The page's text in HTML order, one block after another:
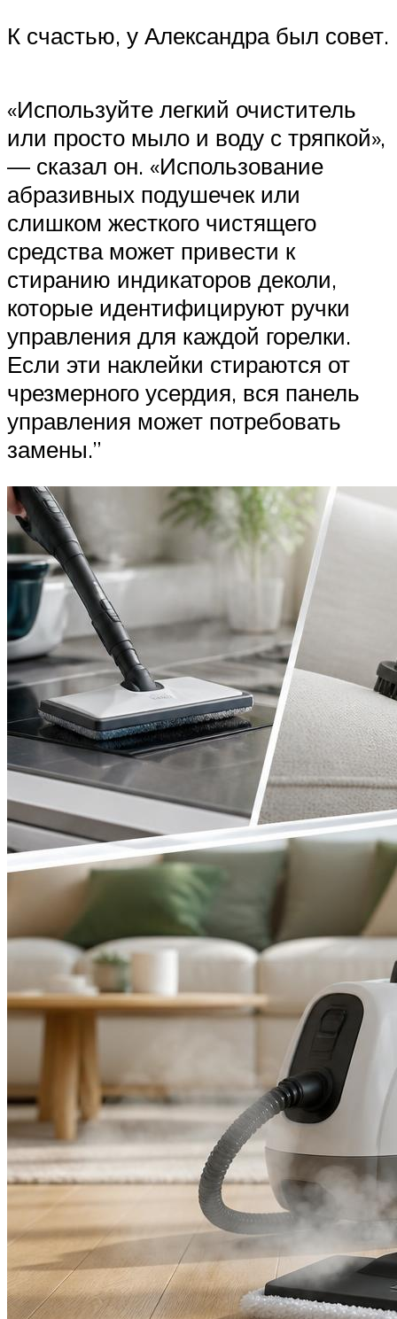
К счастью, у Александра был совет.
«Используйте легкий очиститель
или просто мыло и воду с тряпкой»,
— сказал он. «Использование
абразивных подушечек или
слишком жесткого чистящего
средства может привести к
стиранию индикаторов деколи,
которые идентифицируют ручки
управления для каждой горелки.
Если эти наклейки стираются от
чрезмерного усердия, вся панель
управления может потребовать
замены.”